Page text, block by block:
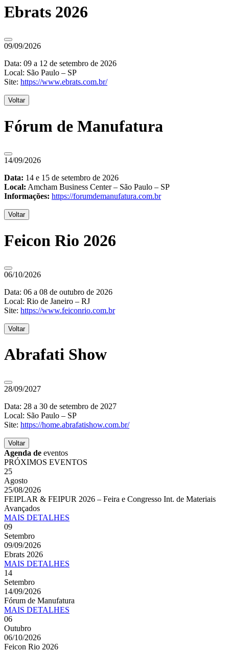
Ebrats 2026
09/09/2026
Data: 09 a 12 de setembro de 2026
Local: São Paulo – SP
Site: https://www.ebrats.com.br/
Voltar
Fórum de Manufatura
14/09/2026
Data: 14 e 15 de setembro de 2026
Local: Amcham Business Center – São Paulo – SP
Informações: https://forumdemanufatura.com.br
Voltar
Feicon Rio 2026
06/10/2026
Data: 06 a 08 de outubro de 2026
Local: Rio de Janeiro – RJ
Site: https://www.feiconrio.com.br
Voltar
Abrafati Show
28/09/2027
Data: 28 a 30 de setembro de 2027
Local: São Paulo – SP
Site: https://home.abrafatishow.com.br/
Voltar
Agenda de eventos
PRÓXIMOS EVENTOS
25
Agosto
25/08/2026
FEIPLAR & FEIPUR 2026 – Feira e Congresso Int. de Materiais
Avançados
MAIS DETALHES
09
Setembro
09/09/2026
Ebrats 2026
MAIS DETALHES
14
Setembro
14/09/2026
Fórum de Manufatura
MAIS DETALHES
06
Outubro
06/10/2026
Feicon Rio 2026